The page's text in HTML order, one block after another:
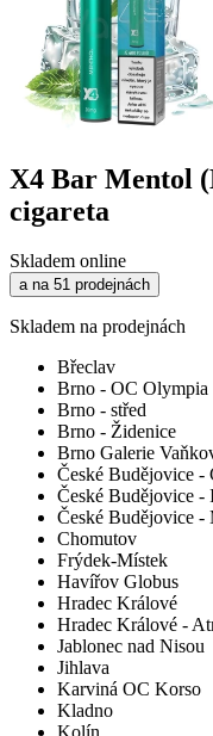
X4 Bar Mentol
cigareta
Skladem online
a na 51 prodejnách
Skladem na prodejnách
Břeclav
Brno - OC Olympia
Brno - střed
Brno - Židenice
Brno Galerie
České Budějovice -
České Budějovice -
České Budějovice -
Chomutov
Frýdek-Místek
Havířov Globus
Hradec Králové
Hradec Králové -
Jablonec nad Nisou
Jihlava
Karviná OC Korso
Kladno